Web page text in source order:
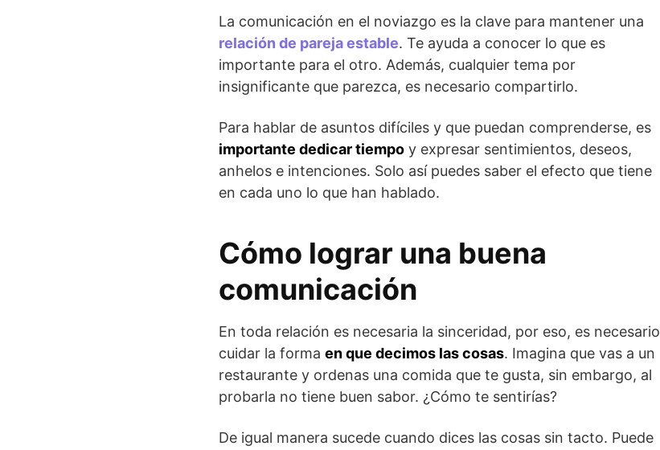
La comunicación en el noviazgo es la clave para mantener una
relación de pareja estable. Te ayuda a conocer lo que es
importante para el otro. Además, cualquier tema por
insignificante que parezca, es necesario compartirlo.
Para hablar de asuntos difíciles y que puedan comprenderse, es
importante dedicar tiempo y expresar sentimientos, deseos,
anhelos e intenciones. Solo así puedes saber el efecto que tiene
en cada uno lo que han hablado.
Cómo lograr una buena
comunicación
En toda relación es necesaria la sinceridad, por eso, es necesario
cuidar la forma en que decimos las cosas. Imagina que vas a un
restaurante y ordenas una comida que te gusta, sin embargo, al
probarla no tiene buen sabor. ¿Cómo te sentirías?
De igual manera sucede cuando dices las cosas sin tacto. Puede